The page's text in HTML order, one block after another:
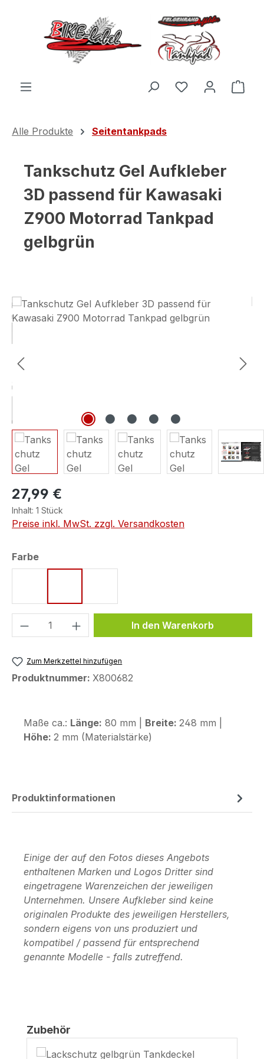
Zum Hauptinhalt springen
Du hast 0
Alle Produkte Seitentankpads
Tankschutz Gel Aufkleber
3D passend für Kawasaki
Z900 Motorrad Tankpad
gelbgrün
Bildergalerie überspringen
27,99 €
Inhalt: 1 Stück
Preise inkl. MwSt. zzgl. Versandkosten
Farbeauswählen
Produkt Anzahl: Gib denIn den Warenkorb
Zum Merkzettel hinzufügen
Produktnummer: X800682
Maße ca.: Länge: 80 mm | Breite: 248 mm |
Höhe: 2 mm (Materialstärke)
Produktinformationen
Einige der auf den Fotos dieses Angebots
enthaltenen Marken und Logos Dritter sind
eingetragene Warenzeichen der jeweiligen
Unternehmen. Unsere Aufkleber sind keine
originalen Produkte des jeweiligen Herstellers,
sondern eigens von uns produziert und
kompatibel / passend für entsprechend
genannte Modelle - falls zutreffend.
Produktgalerie überspringen
Zubehör